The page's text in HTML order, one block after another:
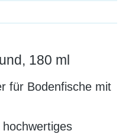
180 ml
für Bodenfische mit